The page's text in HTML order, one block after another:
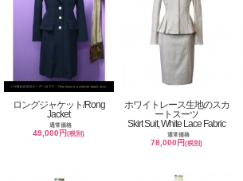
ロングジャケット/Rong
Jacket
通常価格
49,000円(税別)
ホワイトレース生地のスカ
ートスーツ
Skirt Suit, White Lace Fabric
通常価格
78,000円(税別)